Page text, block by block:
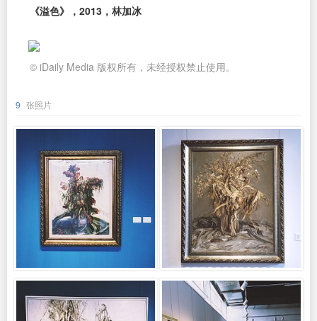
《溢色》，2013，林加冰
© iDaily Media 版权所有，未经授权禁止使用。
9 张照片